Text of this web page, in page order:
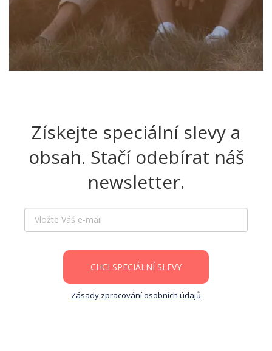
Získejte speciální slevy a
obsah. Stačí odebírat náš
newsletter.
CHCI SPECIÁLNÍ SLEVY
Zásady zpracování osobních údajů